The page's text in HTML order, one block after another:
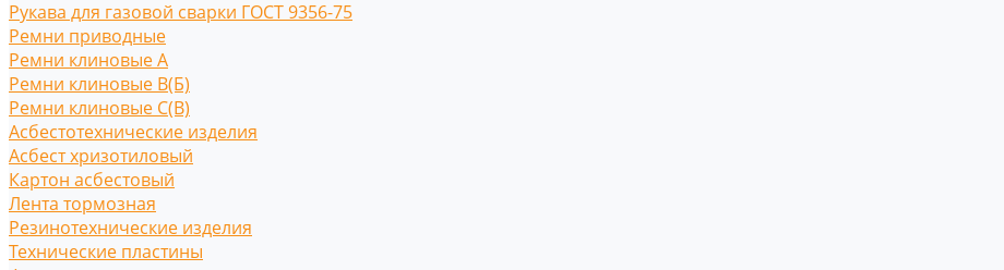
Рукава для газовой сварки ГОСТ 9356-75
Ремни приводные
Ремни клиновые A
Ремни клиновые В(Б)
Ремни клиновые С(B)
Асбестотехнические изделия
Асбест хризотиловый
Картон асбестовый
Лента тормозная
Резинотехнические изделия
Технические пластины